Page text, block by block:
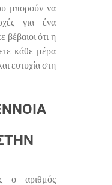
μπορούν να
για ένα
βέβαιοι ότι η
κάθε μέρα
ευτυχία στη
ο αριθμός